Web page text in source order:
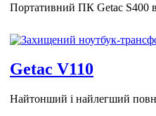
Портативний ПК Getac S400 в
Getac V110
Найтонший і найлегший